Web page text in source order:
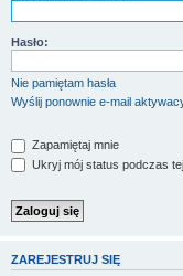
Hasło:
Nie pamiętam hasła
Wyślij ponownie e-mail
Zapamiętaj mnie
Ukryj mój status podczas
ZAREJESTRUJ SIĘ